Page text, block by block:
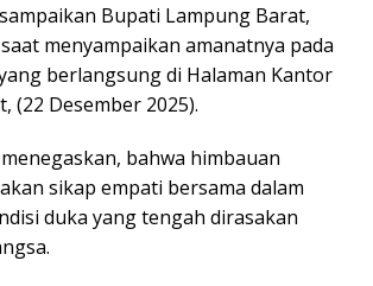
Bupati Lampung Barat,
menyampaikan amanatnya pada
berlangsung di Halaman Kantor
(22 Desember 2025).
bahwa himbauan
sikap empati bersama dalam
duka yang tengah dirasakan